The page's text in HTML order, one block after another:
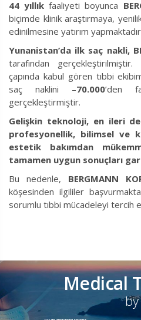
44 yıllık faaliyeti boyunca
biçimde klinik araştırmaya,
edinilmesine yatırım
Yunanistan’da ilk saç nakli,
tarafından
çapında kabul gören tıbbi
saç naklini –70.000’den
gerçekleştirmiştir.
Gelişkin teknoloji, en ileri
profesyonellik, bilimsel ve
estetik bakımdan
tamamen uygun sonuçları
Bu nedenle, BERGMANN
köşesinden ilgililer
sorumlu tıbbi mücadeleyi tercih
Medical
by